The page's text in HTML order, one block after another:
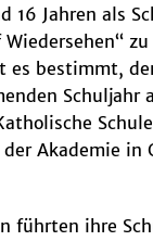
16 Jahren als
es bestimmt,
Schuljahr
Akademie in
führten ihre